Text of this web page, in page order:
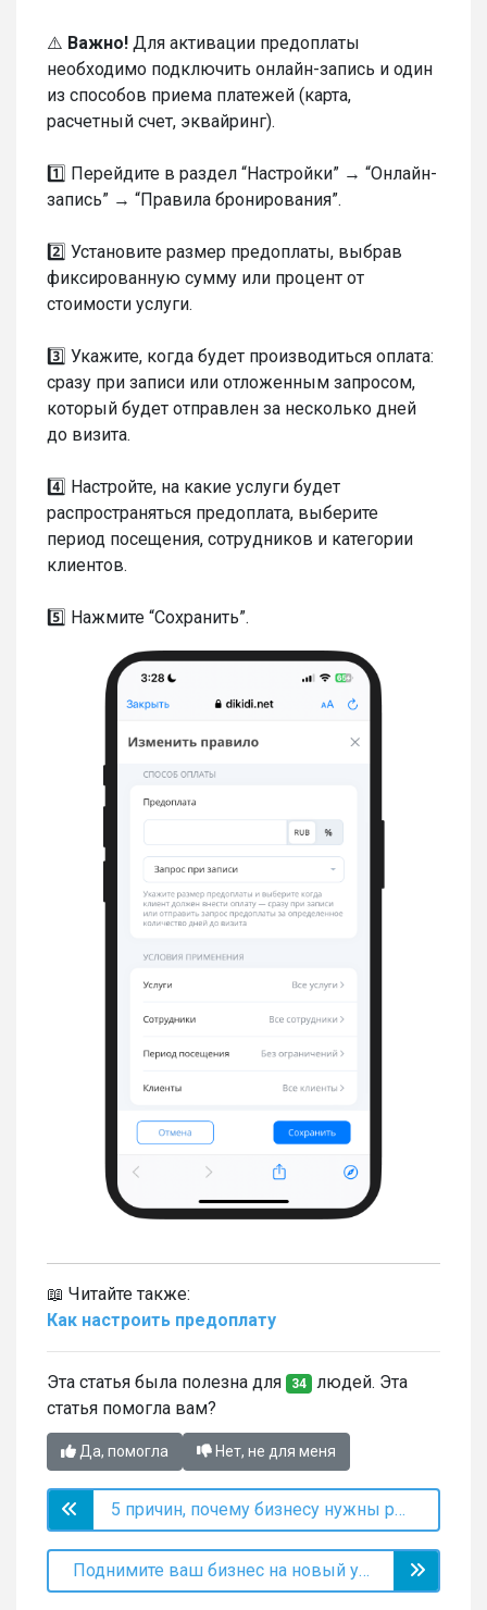
⚠️ Важно! Для активации предоплаты
необходимо подключить онлайн-запись и один
из способов приема платежей (карта,
расчетный счет, эквайринг).
1️⃣ Перейдите в раздел “Настройки” → “Онлайн-
запись” → “Правила бронирования”.
2️⃣ Установите размер предоплаты, выбрав
фиксированную сумму или процент от
стоимости услуги.
3️⃣ Укажите, когда будет производиться оплата:
сразу при записи или отложенным запросом,
который будет отправлен за несколько дней
до визита.
4️⃣ Настройте, на какие услуги будет
распространяться предоплата, выберите
период посещения, сотрудников и категории
клиентов.
5️⃣ Нажмите “Сохранить”.
📖 Читайте также:
Как настроить предоплату
Эта статья была полезна для 34 людей. Эта
статья помогла вам?
Да, помогла Нет, не для меня
5 причин, почему бизнесу нужны регулярные рассылки
Поднимите ваш бизнес на новый уровень!